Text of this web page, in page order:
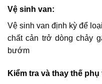
Vệ sinh van:
Vệ sinh van định kỳ để
chất cản trở dòng chảy
bướm
Kiểm tra và thay thế phụ